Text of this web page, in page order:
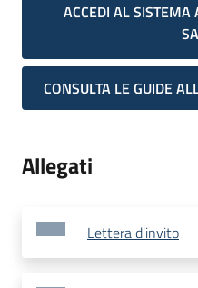
ACCEDI AL SISTEMA
CONSULTA LE GUIDE
Allegati
Lettera d'invito